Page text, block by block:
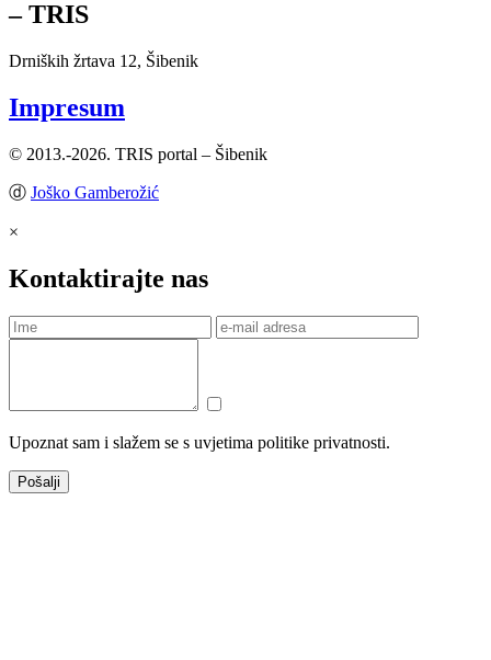
– TRIS
Drniških žrtava 12, Šibenik
Impresum
© 2013.-2026. TRIS portal – Šibenik
ⓓ Joško Gamberožić
×
Kontaktirajte nas
Upoznat sam i slažem se s uvjetima politike privatnosti.
Pošalji